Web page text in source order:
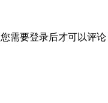
您需要登录后才可以评论